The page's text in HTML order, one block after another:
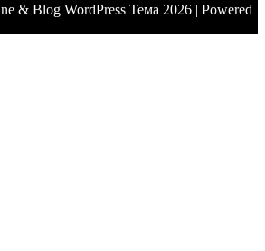
& Blog WordPress Тема 2026 | Powered